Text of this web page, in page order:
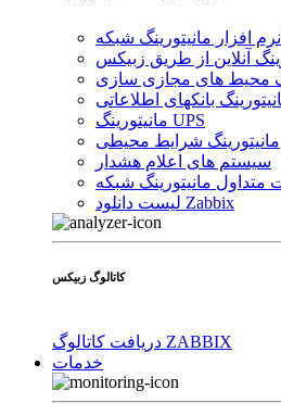
نرم افزار مانیتورینگ شبکه
آنلاین از طریق زبیکس
محیط های مجازی سازی
بانکهای اطلاعاتی
مانیتورینگ UPS
مانیتورینگ شرایط محیطی
سیستم های اعلام هشدار
متداول مانیتورینگ شبکه
لیست دانلود Zabbix
کاتالوگ زبیکس
دریافت کاتالوگ ZABBIX
خدمات